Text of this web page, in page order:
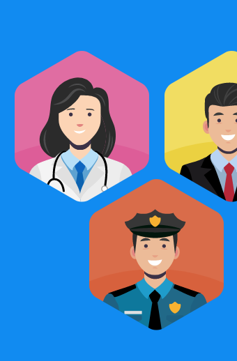
1
Sağlık Personeli İdari
3
Güvenlik Personeli